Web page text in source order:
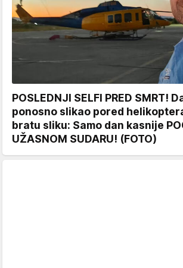
POSLEDNJI SELFI PRED SMRT!
ponosno slikao pored
bratu sliku: Samo dan kasnije
UŽASNOM SUDARU! (FOTO)